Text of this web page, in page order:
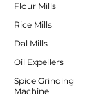
Flour Mills
Rice Mills
Dal Mills
Oil Expellers
Spice Grinding
Machine